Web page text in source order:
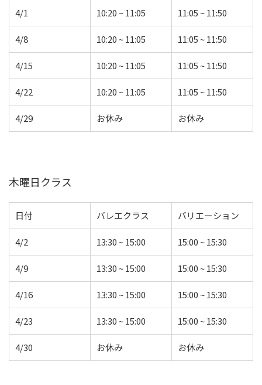
4/1 10:20 ~ 11:05 11:05 ~ 11:50
4/8 10:20 ~ 11:05 11:05 ~ 11:50
4/15 10:20 ~ 11:05 11:05 ~ 11:50
4/22 10:20 ~ 11:05 11:05 ~ 11:50
4/29 お休み お休み
木曜日クラス
日付 バレエクラス バリエーション
4/2 13:30 ~ 15:00 15:00 ~ 15:30
4/9 13:30 ~ 15:00 15:00 ~ 15:30
4/16 13:30 ~ 15:00 15:00 ~ 15:30
4/23 13:30 ~ 15:00 15:00 ~ 15:30
4/30 お休み お休み